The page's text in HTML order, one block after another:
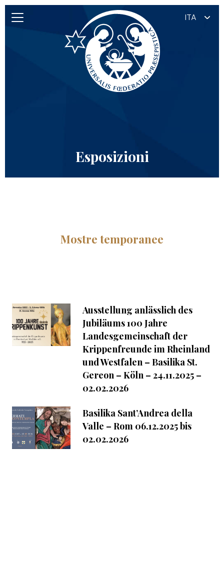
ITA
Esposizioni
Mostre temporanee
Ausstellung anlässlich des
Jubiläums 100 Jahre
Landesgemeinschaft der
Krippenfreunde im Rheinland
und Westfalen – Basilika St.
Gereon – Köln – 24.11.2025 –
02.02.2026
Basilika Sant’Andrea della
Valle – Rom 06.12.2025 bis
02.02.2026